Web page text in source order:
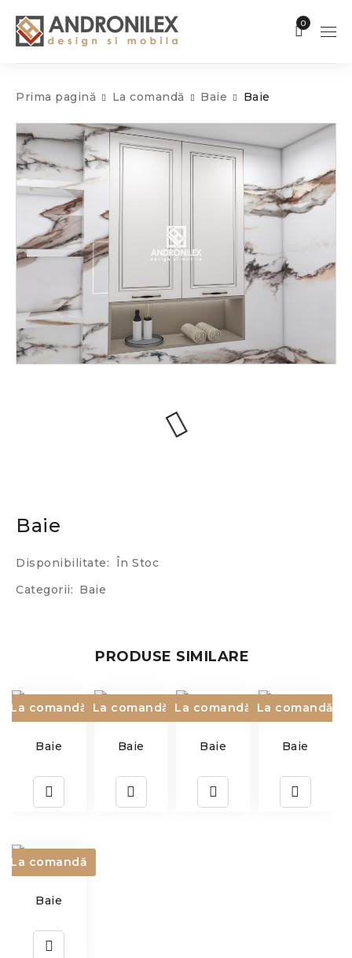
0
Prima pagină La comandă Baie Baie
Baie
Disponibilitate: În Stoc
Categorii: Baie
PRODUSE SIMILARE
La comandă
Baie
La comandă
Baie
La comandă
Baie
La comandă
Baie
La comandă
Baie